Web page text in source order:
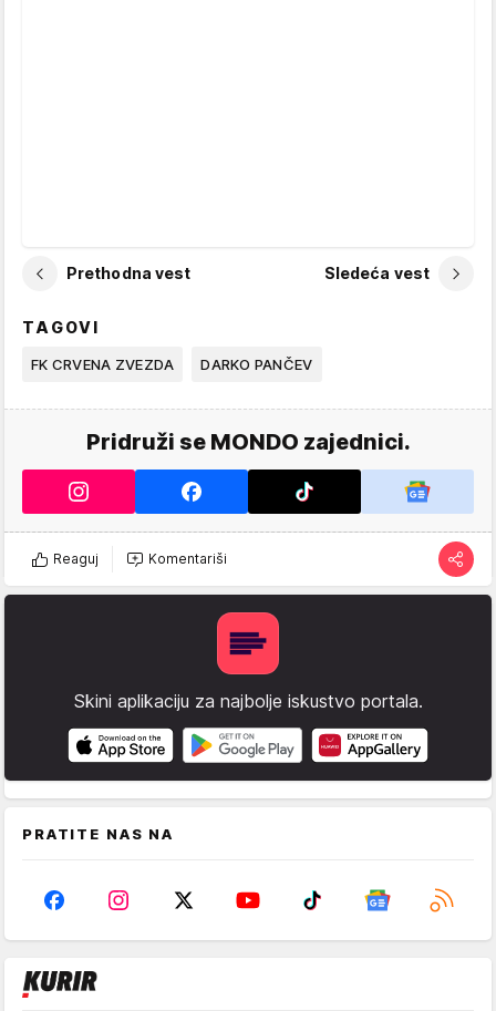
Prethodna vest Sledeća vest
TAGOVI
FK CRVENA ZVEZDA DARKO PANČEV
Pridruži se MONDO zajednici.
Reaguj Komentariši
Skini aplikaciju za najbolje iskustvo portala.
PRATITE NAS NA